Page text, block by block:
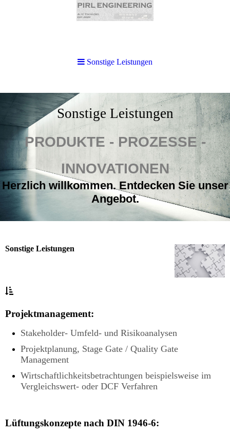
Sonstige Leistungen
PRODUKTE - PROZESSE -
INNOVATIONEN
Herzlich willkommen. Entdecken Sie unser
Angebot.
Sonstige Leistungen
Projektmanagement:
Stakeholder- Umfeld- und Risikoanalysen
Projektplanung, Stage Gate / Quality Gate
Management
Wirtschaftlichkeitsbetrachtungen beispielsweise im
Vergleichswert- oder DCF Verfahren
Lüftungskonzepte nach DIN 1946-6:
Sonstige Leistungen